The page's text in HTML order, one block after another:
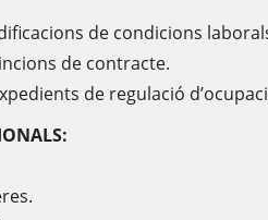
de condicions
de contracte.
de regulació